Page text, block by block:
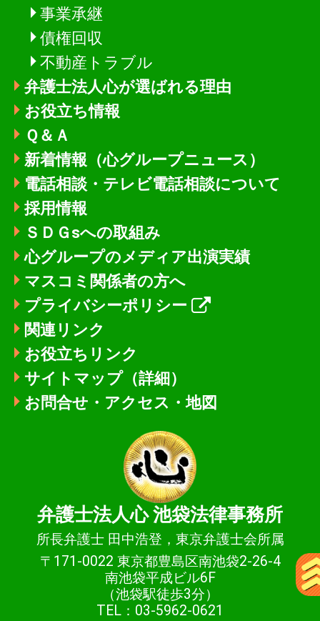
事業承継
債権回収
不動産トラブル
弁護士法人心が選ばれる理由
お役立ち情報
Ｑ＆Ａ
新着情報 （心グループニュース）
電話相談・テレビ電話相談について
採用情報
ＳＤＧsへの取組み
心グループのメディア出演実績
マスコミ関係者の方へ
プライバシーポリシー
関連リンク
お役立ちリンク
サイトマップ（詳細）
お問合せ・アクセス・地図
弁護士法人心池袋法律事務所
所長弁護士 田中浩登，東京弁護士会所属
〒171-0022 東京都豊島区南池袋2-26-4
南池袋平成ビル6F
（池袋駅徒歩3分）
TEL：03-5962-0621